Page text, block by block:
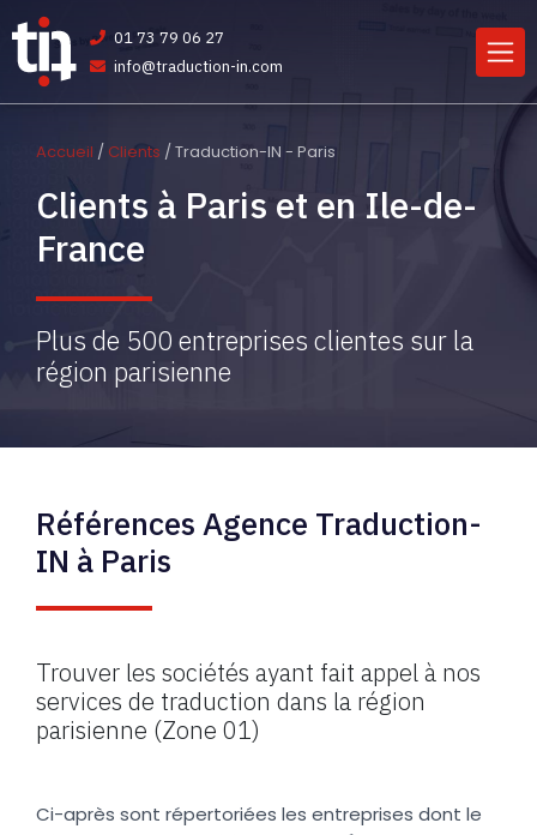
01 73 79 06 27
info@traduction-in.com
Accueil / Clients / Traduction-IN - Paris
Clients à Paris et en Ile-de-
France
Plus de 500 entreprises clientes sur la
région parisienne
Références Agence Traduction-
IN à Paris
Trouver les sociétés ayant fait appel à nos
services de traduction dans la région
parisienne (Zone 01)
Ci-après sont répertoriées les entreprises dont le